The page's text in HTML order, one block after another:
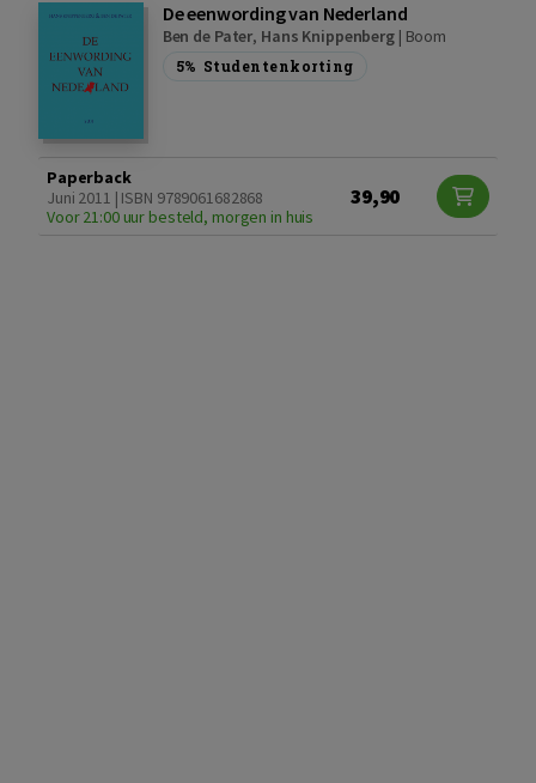
De eenwording van Nederland
Ben de Pater, Hans Knippenberg| Boom
5% Studentenkorting
Paperback
Juni 2011 | ISBN 9789061682868
Voor 21:00 uur besteld, morgen in huis
39,90